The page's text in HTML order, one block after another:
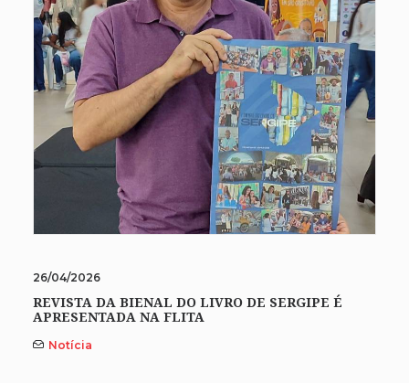
26/04/2026
REVISTA DA BIENAL DO LIVRO DE SERGIPE É
APRESENTADA NA FLITA
Notícia